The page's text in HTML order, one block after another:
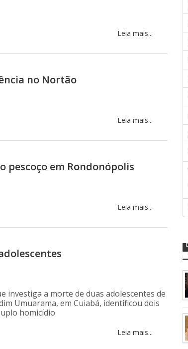
Leia mais...
no Nortão
Leia mais...
pescoço em Rondonópolis
Leia mais...
investiga a morte de duas adolescentes de
Umuarama, em Cuiabá, identificou dois
homicídio
Leia mais...